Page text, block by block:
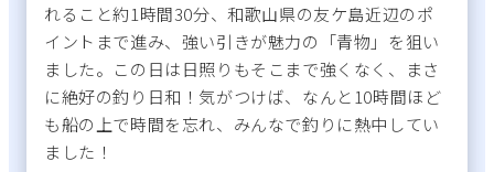
れること約1時間30分、和歌山県の友ケ島近辺のポ
イントまで進み、強い引きが魅力の「青物」を狙い
ました。この日は日照りもそこまで強くなく、まさ
に絶好の釣り日和！気がつけば、なんと10時間ほど
も船の上で時間を忘れ、みんなで釣りに熱中してい
ました！